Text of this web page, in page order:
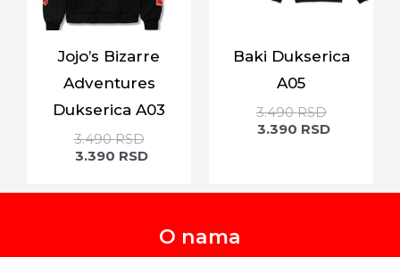
Jojo’s Bizarre
Adventures
Dukserica A03
3.490RSD
3.390 RSD
Baki Dukserica
A05
3.490RSD
3.390 RSD
O nama